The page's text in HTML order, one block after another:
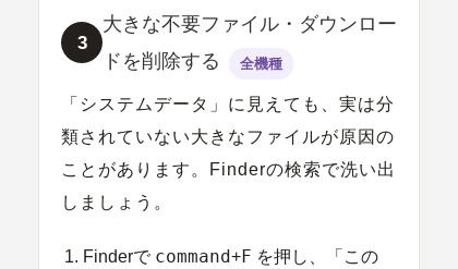
3
大きな不要ファイル・ダウンロー
ドを削除する
全機種
「システムデータ」に見えても、実は分
類されていない大きなファイルが原因の
ことがあります。Finderの検索で洗い出
しましょう。
Finderで command+F を押し、「この